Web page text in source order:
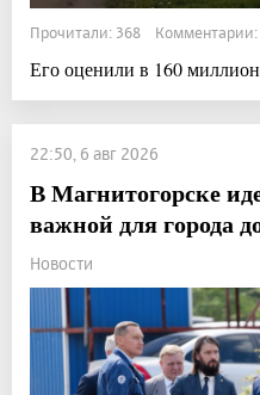
Прочитали: 368 Комментарии:
Его оценили в 160
22:50, 6 авг 2026
В Магнитогорске
важной для города
Новости